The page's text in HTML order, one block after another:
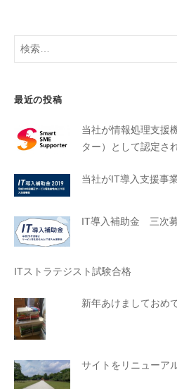
最近の投稿
当社が情報処理支援
ター）として認定さ
当社がIT導入支援事
IT導入補助金 三次
ITストラテジスト試験合格
新年あけましておめ
サイトをリニューア